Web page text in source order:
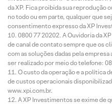
da XP. Fica proibida sua reprodução
no todo ou em parte, qualquer que
consentimento expresso da XP
0800 77 20202. A Ouvidoria da
de canal de contato sempre que os
com as soluções dadas pela
ser realizado por meio do telefone:
O custo da operação e a política
de custos operacionais
www.xpi.com.br.
A XP Investimentos se exime de